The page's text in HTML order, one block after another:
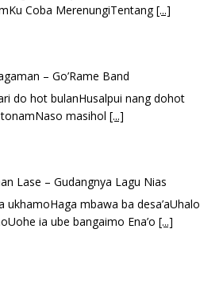
Coba MerenungiTentang[...]
– Go’Rame Band
do hot bulanHusalpui nang dohot
masihol [...]
Lase – Gudangnya Lagu Nias
ukhamoHaga mbawa ba desa’aUhalo
ia ube bangaimo Ena’o [...]